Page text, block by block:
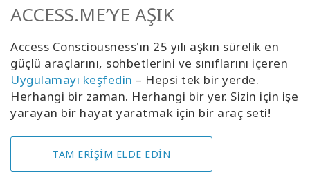
ACCESS.ME’YE AŞIK
Access Consciousness'ın 25 yılı aşkın sürelik en
güçlü araçlarını, sohbetlerini ve sınıflarını içeren
Uygulamayı keşfedin – Hepsi tek bir yerde.
Herhangi bir zaman. Herhangi bir yer. Sizin için işe
yarayan bir hayat yaratmak için bir araç seti!
TAM ERİŞİM ELDE EDİN